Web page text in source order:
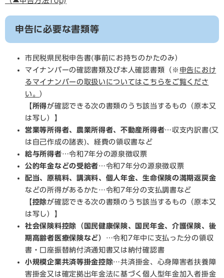
申告に必要な書類等
市民税県民税申告書(事前にお持ちのかたのみ）
マイナンバーの確認書類及び本人確認書類（※ 申告におけ
るマイナンバーの取扱いについてはこちらをご覧くださ
い。 ）
【 所得が確認できる次の書類のうち該当するもの（原本又
は写し）】
営業等所得者、農業所得者、不動産所得者…収支内訳書(又
は自己作成の諸表)、経費の領収書など
給与所得者…令和7年分の源泉徴収票
公的年金などの受給者…令和7年分の源泉徴収票
配当、原稿料、講演料、個人年金、生命保険の満期返戻金
などの所得があるかた…令和7年分の支払調書など
【 控除が確認できる次の書類のうち該当するもの（原本又
は写し）】
社会保険料控除（国民健康保険、国民年金、介護保険、後
期高齢者医療保険など） …令和7年中に支払った分の領収
書・口座振替納付済通知書又は納付確認書
小規模企業共済等掛金控除…共済掛金、心身障害者扶養障
害掛金又は確定拠出年金法に基づく個人型年金加入者掛金